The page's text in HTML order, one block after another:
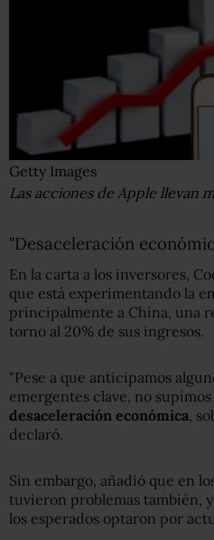
Getty Images
Las acciones de Apple llevan
"Desaceleración
En la carta a los inversores,
que está experimentando la
principalmente a China, una
torno al 20% de sus ingresos.
"Pese a que anticipamos
emergentes clave, no
desaceleración económica,
declaró.
Sin embargo, añadió que en
tuvieron problemas también,
los esperados optaron por